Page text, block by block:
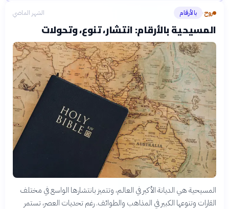
روح› بالأرقام الشهر الماضي
المسيحية بالأرقام: انتشار، تنوع، وتحولات
المسيحية هي الديانة الأكبر في العالم، وتتميز بانتشارها الواسع في مختلف
القارات وتنوعها الكبير في المذاهب والطوائف. رغم تحديات العصر، تستمر